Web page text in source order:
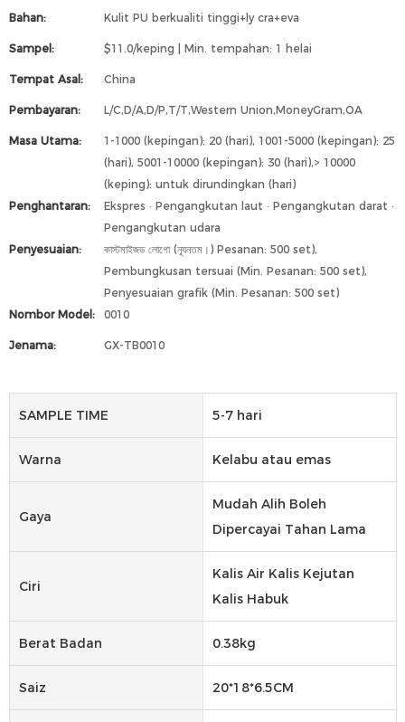
Bahan: Kulit PU berkualiti tinggi+ly cra+eva
Sampel: $11.0/keping | Min. tempahan: 1 helai
Tempat Asal: China
Pembayaran: L/C,D/A,D/P,T/T,Western Union,MoneyGram,OA
Masa Utama:
1-1000 (kepingan): 20 (hari), 1001-5000 (kepingan): 25
(hari), 5001-10000 (kepingan): 30 (hari),> 10000
(keping): untuk dirundingkan (hari)
Penghantaran:
Ekspres · Pengangkutan laut · Pengangkutan darat ·
Pengangkutan udara
Penyesuaian:
কাস্টমাইজড লোগো (ন্যূনতম।) Pesanan: 500 set),
Pembungkusan tersuai (Min. Pesanan: 500 set),
Penyesuaian grafik (Min. Pesanan: 500 set)
Nombor Model:
0010
Jenama: GX-TB0010
SAMPLE TIME 5-7 hari
Warna Kelabu atau emas
Gaya
Mudah Alih Boleh
Dipercayai Tahan Lama
Ciri
Kalis Air Kalis Kejutan
Kalis Habuk
Berat Badan 0.38kg
Saiz 20*18*6.5CM